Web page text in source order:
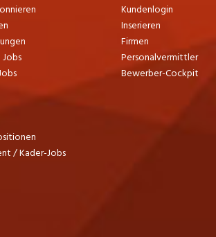
/ Kader-Jobs
Kundenlogin
Inserieren
Firmen
Personalvermittler
Bewerber-Cockpit